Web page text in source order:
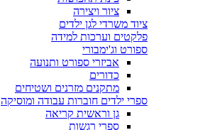
ציור ויצירה
ציוד משרדי לגן ילדים
פלקטים וערכות למידה
ספורט וג'ימבורי
אביזרי ספורט ותנועה
כדורים
מתקנים מזרנים ושטיחים
ספרי ילדים חוברות עבודה ומוסיקה
גן וראשית קריאה
ספרי רגשות